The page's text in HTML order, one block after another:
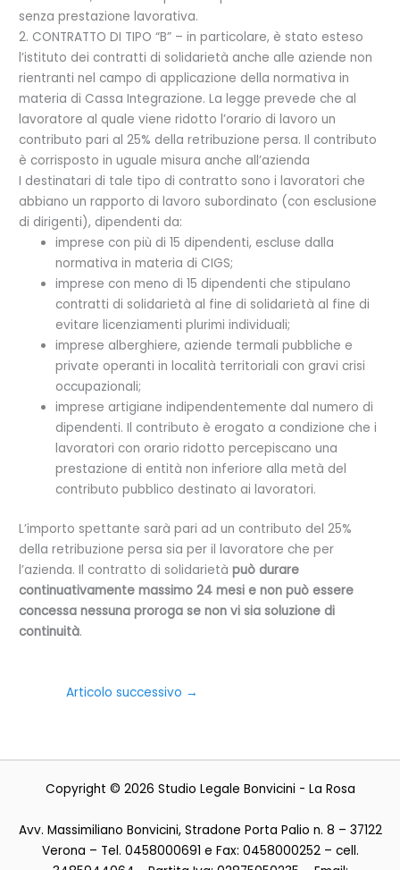
senza prestazione lavorativa.
2. CONTRATTO DI TIPO “B” – in particolare, è stato esteso
l’istituto dei contratti di solidarietà anche alle aziende non
rientranti nel campo di applicazione della normativa in
materia di Cassa Integrazione. La legge prevede che al
lavoratore al quale viene ridotto l’orario di lavoro un
contributo pari al 25% della retribuzione persa. Il contributo
è corrisposto in uguale misura anche all’azienda
I destinatari di tale tipo di contratto sono i lavoratori che
abbiano un rapporto di lavoro subordinato (con esclusione
di dirigenti), dipendenti da:
imprese con più di 15 dipendenti, escluse dalla
normativa in materia di CIGS;
imprese con meno di 15 dipendenti che stipulano
contratti di solidarietà al fine di solidarietà al fine di
evitare licenziamenti plurimi individuali;
imprese alberghiere, aziende termali pubbliche e
private operanti in località territoriali con gravi crisi
occupazionali;
imprese artigiane indipendentemente dal numero di
dipendenti. Il contributo è erogato a condizione che i
lavoratori con orario ridotto percepiscano una
prestazione di entità non inferiore alla metà del
contributo pubblico destinato ai lavoratori.
L’importo spettante sarà pari ad un contributo del 25%
della retribuzione persa sia per il lavoratore che per
l’azienda. Il contratto di solidarietàpuò durare
continuativamente massimo 24 mesi e non può essere
concessa nessuna proroga se non vi sia soluzione di
continuità.
Articolo successivo →
Copyright © 2026 Studio Legale Bonvicini - La Rosa
Avv. Massimiliano Bonvicini, Stradone Porta Palio n. 8 – 37122
Verona – Tel. 0458000691 e Fax: 0458000252 – cell.